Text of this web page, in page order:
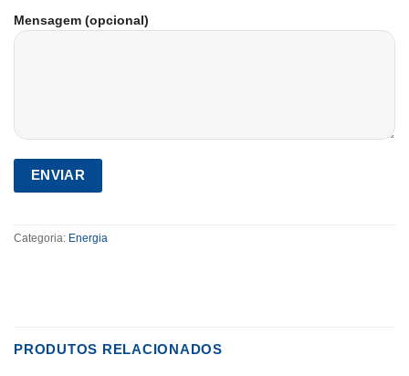
Mensagem (opcional)
Categoria: Energia
PRODUTOS RELACIONADOS